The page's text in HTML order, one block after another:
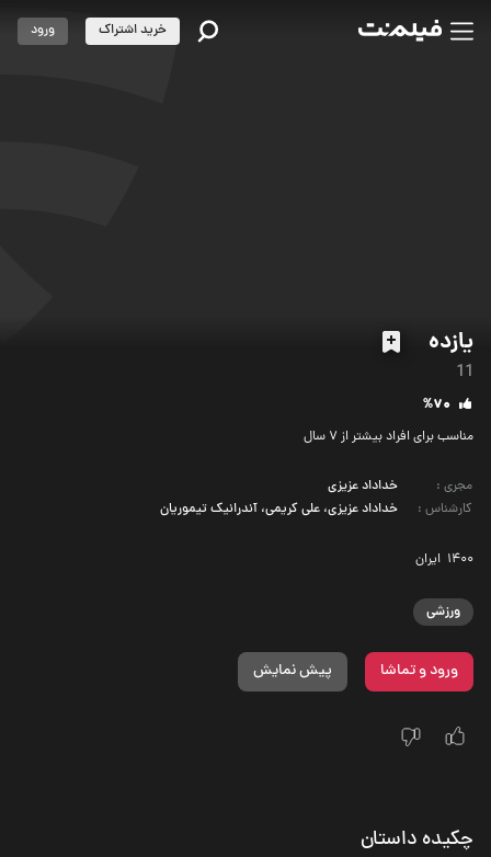
یازده
11
%70
مناسب برای افراد بیشتر از 7 سال
مجری :
خداداد عزیزی
کارشناس : خداداد عزیزی، علی کریمی، آندرانیک تیموریان
1400 ‌ ایران
ورزشی
ورود و تماشا پیش نمایش
خرید اشتراک ورود
چکیده داستان